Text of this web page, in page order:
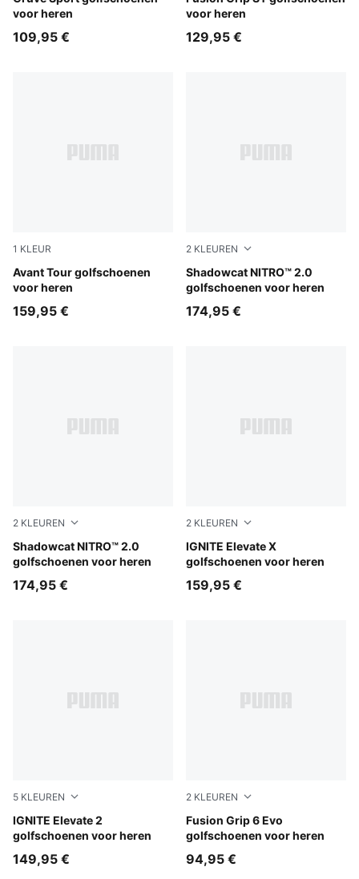
voor heren
109,95 €
voor heren
129,95 €
1 KLEUR
Avant Tour golfschoenen
voor heren
PUMA White-Feather Gray
159,95 €
2 KLEUREN
Shadowcat NITRO™ 2.0
golfschoenen voor heren
PUMA White-PUMA Black-
174,95 €
2 KLEUREN
Shadowcat NITRO™ 2.0
golfschoenen voor heren
PUMA Black-PUMA White
174,95 €
2 KLEUREN
IGNITE Elevate X
golfschoenen voor heren
Slate Sky-PUMA Black-Ash
159,95 €
5 KLEUREN
IGNITE Elevate 2
golfschoenen voor heren
PUMA White-Speed Blue-Apple Spritz
149,95 €
2 KLEUREN
Fusion Grip 6 Evo
golfschoenen voor heren
PUMA Black-PUMA Silver
94,95 €